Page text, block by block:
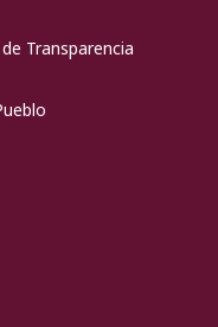
Transparencia